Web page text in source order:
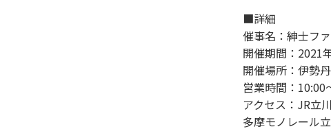
■詳細
催事名：紳士フ
開催期間：2021
開催場所：伊勢
営業時間：
アクセス：JR立
多摩モノレール